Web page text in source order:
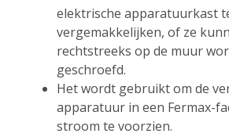
elektrische apparatuurkast
vergemakkelijken, of ze
rechtstreeks op de muur
geschroefd.
Het wordt gebruikt om de
apparatuur in een Fermax-
stroom te voorzien.